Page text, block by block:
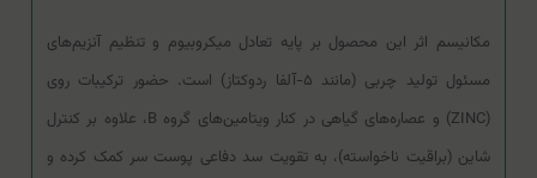
مکانیسم اثر این محصول بر پایه تعادل میکروبیوم و تنظیم آنزیم‌های
مسئول تولید چربی (مانند ۵-آلفا ردوکتاز) است. حضور ترکیبات روی
(ZINC) و عصاره‌های گیاهی در کنار ویتامین‌های گروه B، علاوه بر کنترل
شاین (براقیت ناخواسته)، به تقویت سد دفاعی پوست سر کمک کرده و